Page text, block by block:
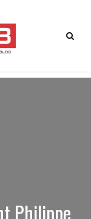
Philippe